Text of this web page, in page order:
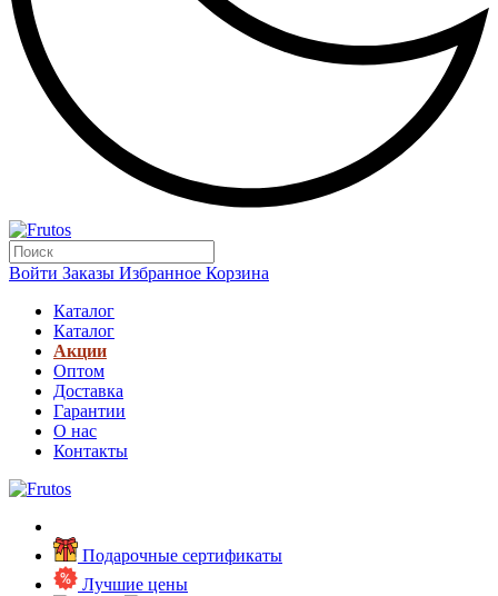
Войти Заказы Избранное Корзина
Каталог
Каталог
Акции
Оптом
Доставка
Гарантии
О нас
Контакты
Подарочные сертификаты
Лучшие цены